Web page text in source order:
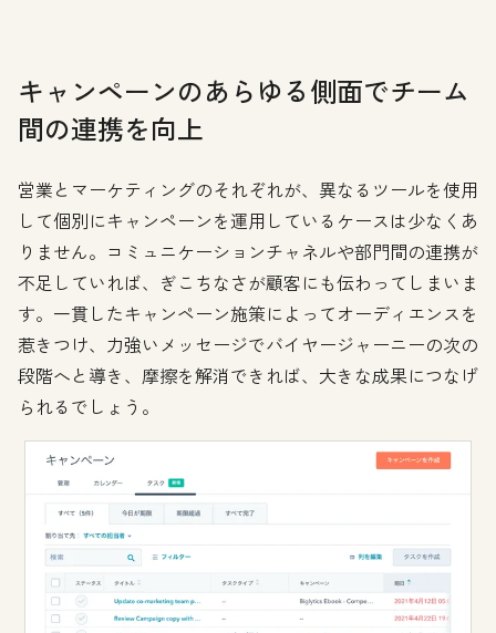
キャンペーンのあらゆる側面でチーム
間の連携を向上
営業とマーケティングのそれぞれが、異なるツールを使用
して個別にキャンペーンを運用しているケースは少なくあ
りません。コミュニケーションチャネルや部門間の連携が
不足していれば、ぎこちなさが顧客にも伝わってしまいま
す。一貫したキャンペーン施策によってオーディエンスを
惹きつけ、力強いメッセージでバイヤージャーニーの次の
段階へと導き、摩擦を解消できれば、大きな成果につなげ
られるでしょう。